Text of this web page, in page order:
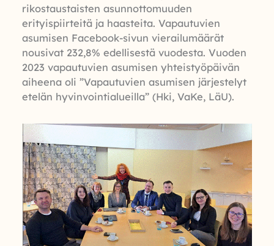
rikostaustaisten asunnottomuuden
erityispiirteitä ja haasteita. Vapautuvien
asumisen Facebook-sivun vierailumäärät
nousivat 232,8% edellisestä vuodesta. Vuoden
2023 vapautuvien asumisen yhteistyöpäivän
aiheena oli ”Vapautuvien asumisen järjestelyt
etelän hyvinvointialueilla” (Hki, VaKe, LäU).